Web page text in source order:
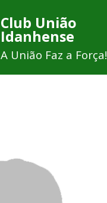
Club União
Idanhense
A União Faz a Força!